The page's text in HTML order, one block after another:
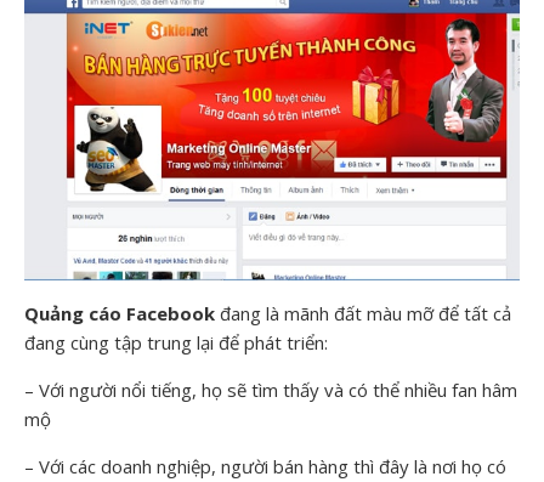
Quảng cáo Facebook đang là mãnh đất màu mỡ để tất cả
đang cùng tập trung lại để phát triển:
– Với người nổi tiếng, họ sẽ tìm thấy và có thể nhiều fan hâm
mộ
– Với các doanh nghiệp, người bán hàng thì đây là nơi họ có